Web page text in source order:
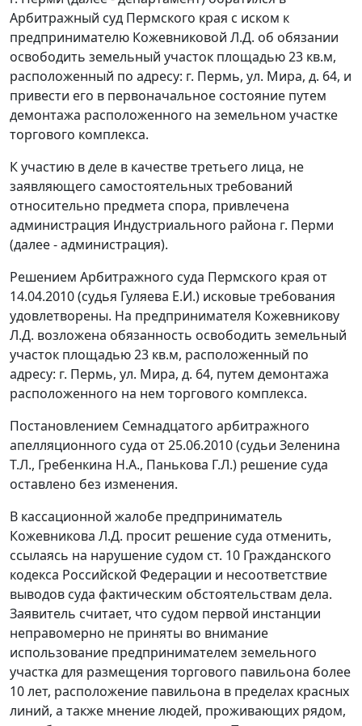
Арбитражный суд Пермского края с иском к
предпринимателю Кожевниковой Л.Д. об обязании
освободить земельный участок площадью 23 кв.м,
расположенный по адресу: г. Пермь, ул. Мира, д. 64, и
привести его в первоначальное состояние путем
демонтажа расположенного на земельном участке
торгового комплекса.
К участию в деле в качестве третьего лица, не
заявляющего самостоятельных требований
относительно предмета спора, привлечена
администрация Индустриального района г. Перми
(далее - администрация).
Решением Арбитражного суда Пермского края от
14.04.2010 (судья Гуляева Е.И.) исковые требования
удовлетворены. На предпринимателя Кожевникову
Л.Д. возложена обязанность освободить земельный
участок площадью 23 кв.м, расположенный по
адресу: г. Пермь, ул. Мира, д. 64, путем демонтажа
расположенного на нем торгового комплекса.
Постановлением Семнадцатого арбитражного
апелляционного суда от 25.06.2010 (судьи Зеленина
Т.Л., Гребенкина Н.А., Панькова Г.Л.) решение суда
оставлено без изменения.
В кассационной жалобе предприниматель
Кожевникова Л.Д. просит решение суда отменить,
ссылаясь на нарушение судом ст. 10 Гражданского
кодекса Российской Федерации и несоответствие
выводов суда фактическим обстоятельствам дела.
Заявитель считает, что судом первой инстанции
неправомерно не приняты во внимание
использование предпринимателем земельного
участка для размещения торгового павильона более
10 лет, расположение павильона в пределах красных
линий, а также мнение людей, проживающих рядом,